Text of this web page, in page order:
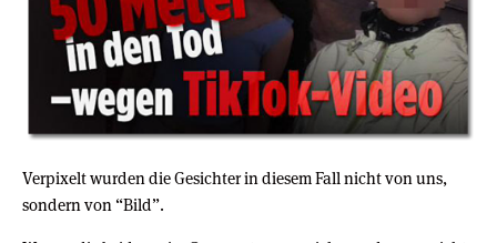
Verpixelt wurden die Gesichter in diesem Fall nicht von uns,
sondern von “Bild”.